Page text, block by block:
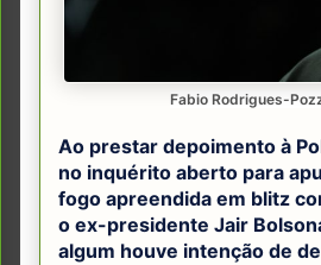
Fabio Rodrigues-
Ao prestar depoimento à
no inquérito aberto para
fogo apreendida em blitz
o ex-presidente Jair
algum houve intenção de